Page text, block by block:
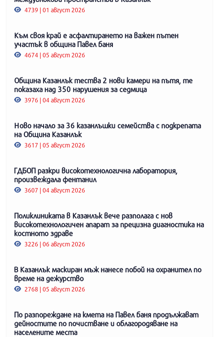
4739 | 01 август 2026
Към своя край е асфалтирането на важен пътен
участък в община Павел баня
4674 | 05 август 2026
Община Казанлък тества 2 нови камери на пътя, те
показаха над 350 нарушения за седмица
3976 | 04 август 2026
Ново начало за 36 казанлъшки семейства с подкрепата
на Община Казанлък
3617 | 05 август 2026
ГДБОП разкри високотехнологична лаборатория,
произвеждала фентанил
3607 | 04 август 2026
Поликлиниката в Казанлък вече разполага с нов
високотехнологичен апарат за прецизна диагностика на
костното здраве
3226 | 06 август 2026
В Казанлък маскиран мъж нанесе побой на охранител по
време на дежурство
2768 | 05 август 2026
По разпореждане на кмета на Павел баня продължават
дейностите по почистване и облагородяване на
населените места